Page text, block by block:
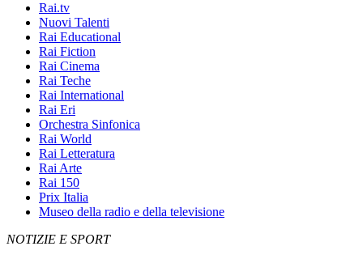
Rai.tv
Nuovi Talenti
Rai Educational
Rai Fiction
Rai Cinema
Rai Teche
Rai International
Rai Eri
Orchestra Sinfonica
Rai World
Rai Letteratura
Rai Arte
Rai 150
Prix Italia
Museo della radio e della televisione
NOTIZIE E SPORT